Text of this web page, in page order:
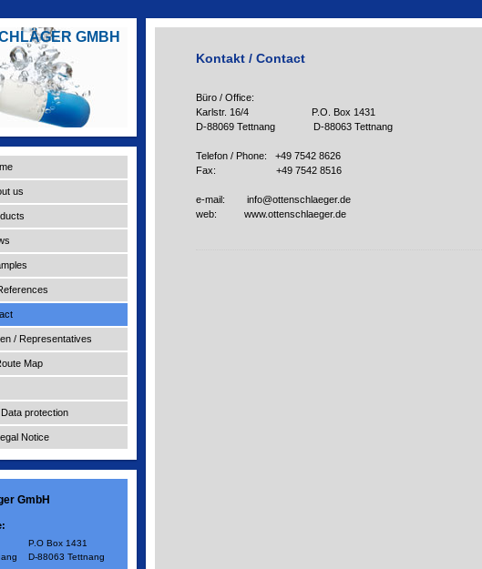
GMBH
us
/ Representatives
Map
protection
Notice
GmbH
P.O Box 1431
D-88063 Tettnang
Kontakt / Contact
Büro / Office:
Karlstr. 16/4 P.O. Box 1431
D-88069 Tettnang D-88063 Tettnang
Telefon / Phone:
+49 7542 8626
Fax:
+49 7542 8516
e-mail:
info@ottenschlaeger.de
web:
www.ottenschlaeger.de